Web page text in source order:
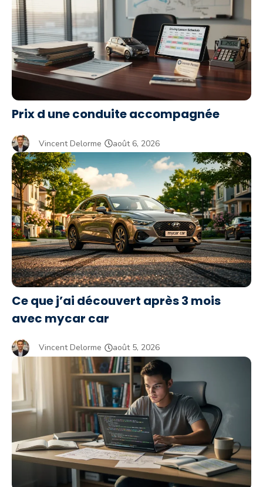
Prix d une conduite accompagnée
Vincent Delorme août 6, 2026
Ce que j’ai découvert après 3 mois
avec mycar car
Vincent Delorme août 5, 2026